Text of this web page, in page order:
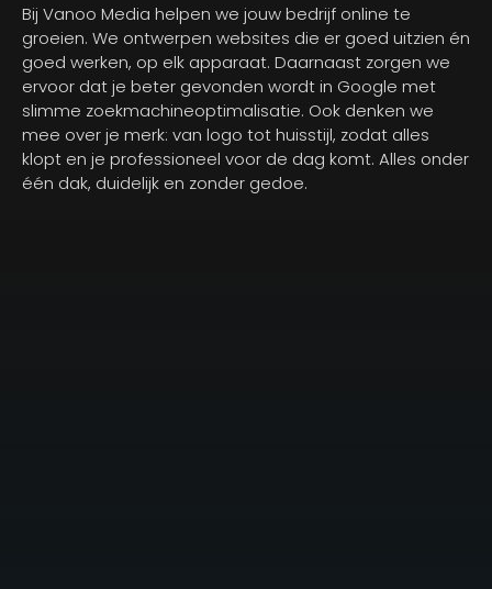
Bij Vanoo Media helpen we jouw bedrijf online te
groeien. We ontwerpen websites die er goed uitzien én
goed werken, op elk apparaat. Daarnaast zorgen we
ervoor dat je beter gevonden wordt in Google met
slimme zoekmachineoptimalisatie. Ook denken we
mee over je merk: van logo tot huisstijl, zodat alles
klopt en je professioneel voor de dag komt. Alles onder
één dak, duidelijk en zonder gedoe.